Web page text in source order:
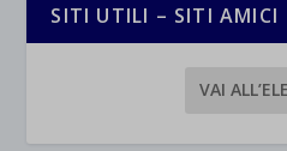
SITI UTILI – SITI AMICI
VAI